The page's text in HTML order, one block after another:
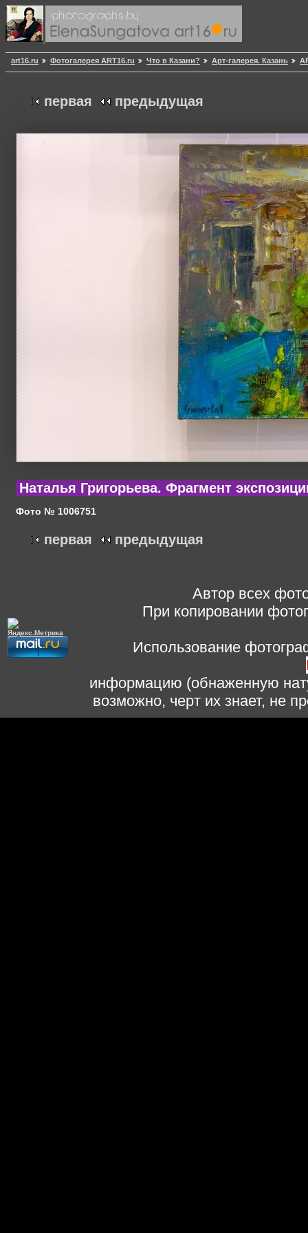
art16.ru Фотогалерея ART16.ru Что в Казани? Арт-галерея. Казань
первая предыдущая
Наталья Григорьева. Фрагмент
Фото № 1006751
первая предыдущая
Автор всех
При копировании
Использование
информацию (обнаженную
возможно, черт их знает, не